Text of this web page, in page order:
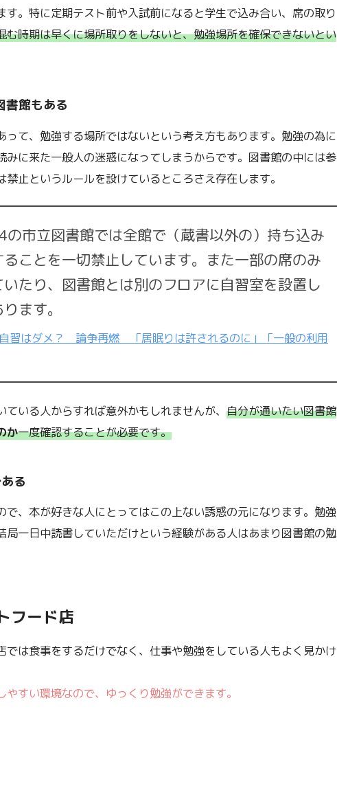
す。特に定期テスト前や入試前になると学生で込み合い、席の取り
む時期は早くに場所取りをしないと、勉強場所を確保できないとい
書館もある
って、勉強する場所ではないという考え方もあります。勉強の為に
みに来た一般人の迷惑になってしまうからです。図書館の中には参
止というルールを設けているところさえ存在します。
市立図書館では全館で（蔵書以外の）持ち込み
ことを一切禁止しています。また一部の席のみ
たり、図書館とは別のフロアに自習室を設置し
ます。
自習はダメ？ 論争再燃 「居眠りは許されるのに」「一般の利用
いる人からすれば意外かもしれませんが、 自分が通いたい図書館
か一度確認することが必要です。
る
で、本が好きな人にとってはこの上ない誘惑の元になります。勉強
局一日中読書していただけという経験がある人はあまり図書館の勉
フード店
では食事をするだけでなく、仕事や勉強をしている人もよく見かけ
すい環境なので、ゆっくり勉強ができます。